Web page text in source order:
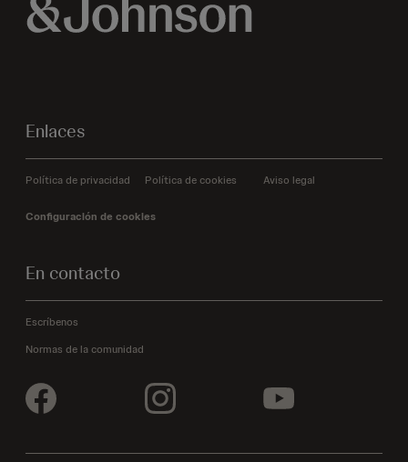
Enlaces
Política de privacidad Política de cookies Aviso legal
Configuración de cookies
En contacto
Escríbenos
Normas de la comunidad